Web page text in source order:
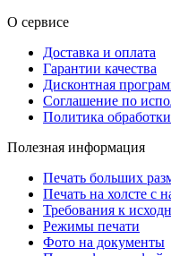
О сервисе
Доставка и оплата
Гарантии качества
Дисконтная
Соглашение по
Политика
Полезная информация
Печать больших
Печать на холсте c
Требования к
Режимы печати
Фото на документы